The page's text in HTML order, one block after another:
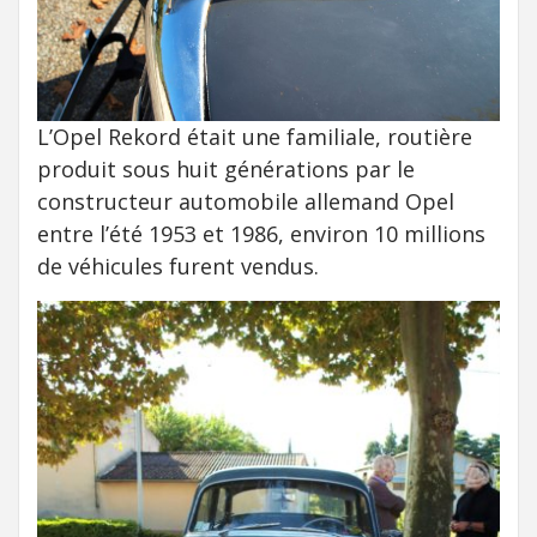
L’Opel Rekord était une familiale, routière
produit sous huit générations par le
constructeur automobile allemand Opel
entre l’été 1953 et 1986, environ 10 millions
de véhicules furent vendus.